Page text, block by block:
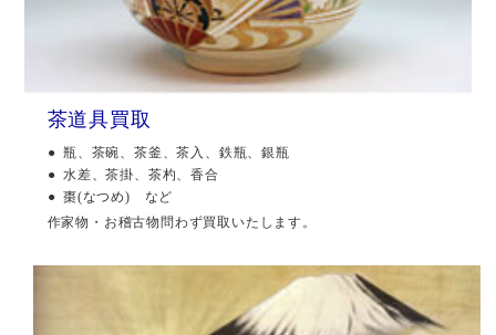
茶道具買取
瓶、茶碗、茶釜、茶入、鉄瓶、銀瓶
水差、茶掛、茶杓、香合
棗(なつめ) など
作家物・お稽古物問わず買取いたします。